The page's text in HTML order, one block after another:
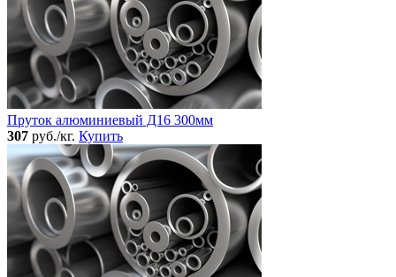
Пруток алюминиевый Д16 300мм
307 руб./кг. Купить